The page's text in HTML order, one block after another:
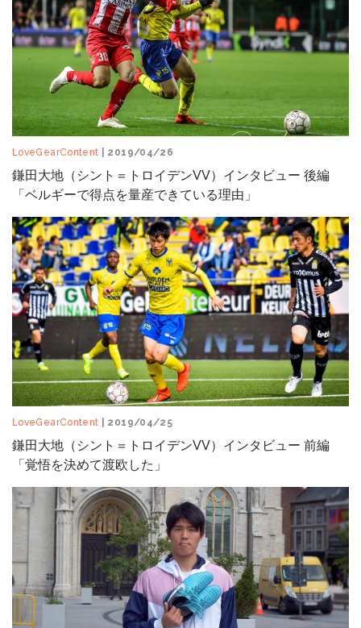
LoveGearContent | 2019/04/26
鎌田大地（シント＝トロイデンVV）インタビュー 後編
「ベルギーで得点を量産できている理由」
LoveGearContent | 2019/04/25
鎌田大地（シント＝トロイデンVV）インタビュー 前編
「覚悟を決めて渡欧した」